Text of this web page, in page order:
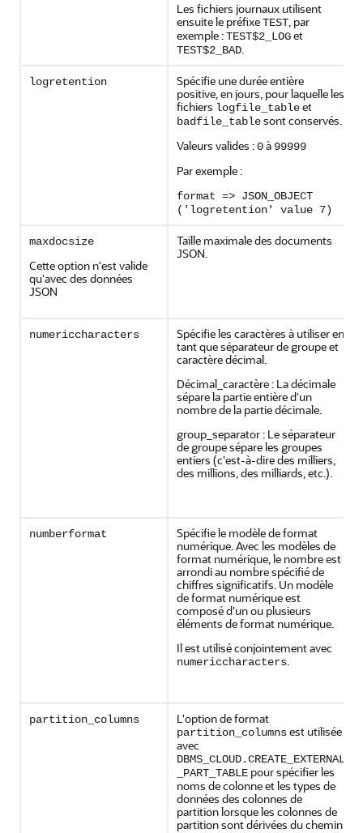
Les fichiers journaux utilisent
ensuite le préfixeTEST, par
exemple :TEST$2_LOGet
TEST$2_BAD.
logretention
Spécifie une durée entière
positive, en jours, pour laquelle les
fichiers logfile_tableet
badfile_tablesont conservés.
Valeurs valides :0à 99999
Par exemple :
format => JSON_OBJECT
('logretention' value 7)
maxdocsize
Cette option n'est valide
qu'avec des données
JSON
Taille maximale des documents
JSON.
numericcharacters
Spécifie les caractères à utiliser en
tant que séparateur de groupe et
caractère décimal.
Décimal_caractère : La décimale
sépare la partie entière d'un
nombre de la partie décimale.
group_separator : Le séparateur
de groupe sépare les groupes
entiers (c'est-à-dire des milliers,
des millions, des milliards, etc.).
numberformat
Spécifie le modèle de format
numérique. Avec les modèles de
format numérique, le nombre est
arrondi au nombre spécifié de
chiffres significatifs. Un modèle
de format numérique est
composé d'un ou plusieurs
éléments de format numérique.
Il est utilisé conjointement avec
numericcharacters.
partition_columns L'option de format
partition_columnsest utilisée
avec
DBMS_CLOUD.CREATE_EXTERNAL
_PART_TABLE pour spécifier les
noms de colonne et les types de
données des colonnes de
partition lorsque les colonnes de
partition sont dérivées du chemin